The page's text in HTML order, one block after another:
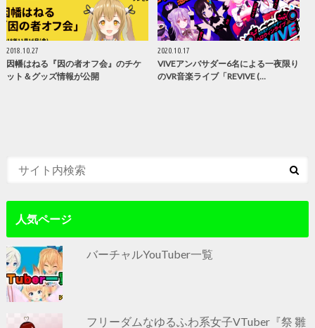
2018.10.27
因幡はねる『因の者オフ会』のチケ
ット＆グッズ情報が公開
2020.10.17
VIVEアンバサダー6名による一夜限り
のVR音楽ライブ「REVIVE (…
人気ページ
バーチャルYouTuber一覧
フリーダムなゆるふわ系女子VTuber『祭 雛